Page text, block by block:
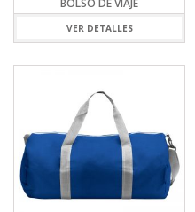
BOLSO DE VIAJE
VER DETALLES